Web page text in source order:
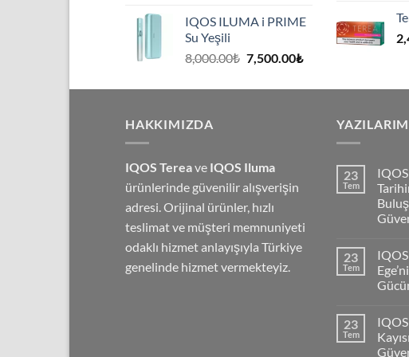
8,000.00₺.fiyat:
7,500.00₺.
IQOS ILUMA i PRIME
Su Yeşili
8,000.00₺ Orijinal
8,000.00₺.
7,500.00₺Şu
fiyat:
HAKKIMIZDA
IQOS Tereave IQOS Iluma
ürünlerinde güvenilir alışverişin
adresi. Orijinal ürünler, hızlı
teslimat ve müşteri memnuniyeti
odaklı hizmet anlayışıyla Türkiye
genelinde hizmet vermekteyiz.
23
Tem
23
Tem
23
Tem